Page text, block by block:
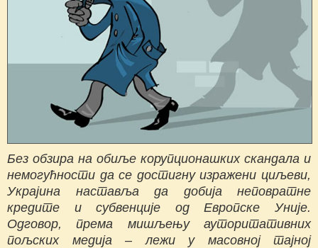
Без обзира на обиље корупционашких скандала и
немогућности да се достигну изражени циљеви,
Украјина наставља да добија неповратне
кредите и субвенције од Европске Уније.
Одговор, према мишљењу ауторитативних
пољских медија – лежи у масовној тајној